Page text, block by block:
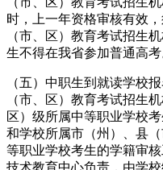
时，上一年资格审核有效
（市、区）教育考试招生
生不得在我省参加普通高考
（五）中职生到就读学校
（市、区）教育考试招生
区）级所属中等职业学校
和学校所属市（州）、县
等职业学校考生的学籍审